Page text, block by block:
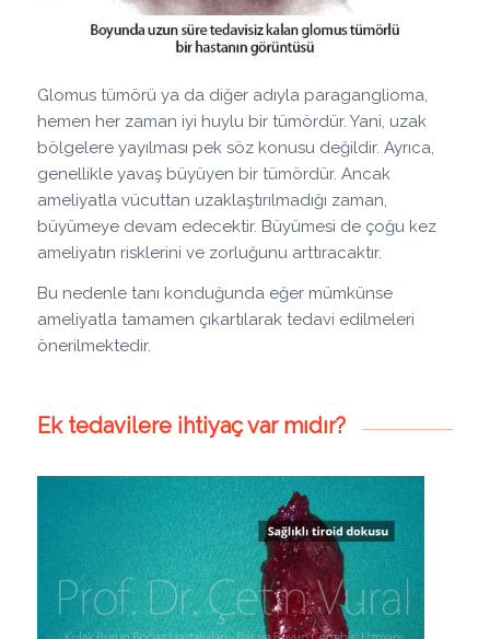
Glomus tümörü ya da diğer adıyla paraganglioma,
hemen her zaman iyi huylu bir tümördür. Yani, uzak
bölgelere yayılması pek söz konusu değildir. Ayrıca,
genellikle yavaş büyüyen bir tümördür. Ancak
ameliyatla vücuttan uzaklaştırılmadığı zaman,
büyümeye devam edecektir. Büyümesi de çoğu kez
ameliyatın risklerini ve zorluğunu arttıracaktır.
Bu nedenle tanı konduğunda eğer mümkünse
ameliyatla tamamen çıkartılarak tedavi edilmeleri
önerilmektedir.
Ek tedavilere ihtiyaç var mıdır?